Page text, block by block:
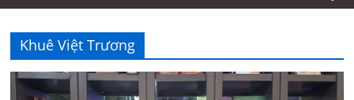
Khuê Việt Trương